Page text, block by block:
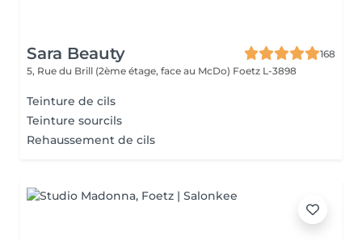
Sara Beauty
168
5, Rue du Brill (2ème étage, face au McDo) Foetz L-3898
Teinture de cils
Teinture sourcils
Rehaussement de cils